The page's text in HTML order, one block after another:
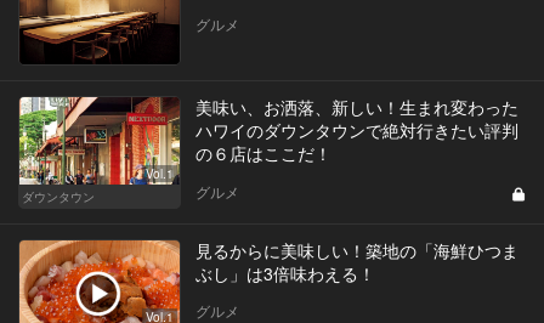
グルメ
Vol.1
ダウンタウン
美味い、お洒落、新しい！生まれ変わった
ハワイのダウンタウンで絶対行きたい評判
の６店はここだ！
グルメ
Vol.1
見るからに美味しい！築地の「海鮮ひつま
ぶし」は3倍味わえる！
グルメ